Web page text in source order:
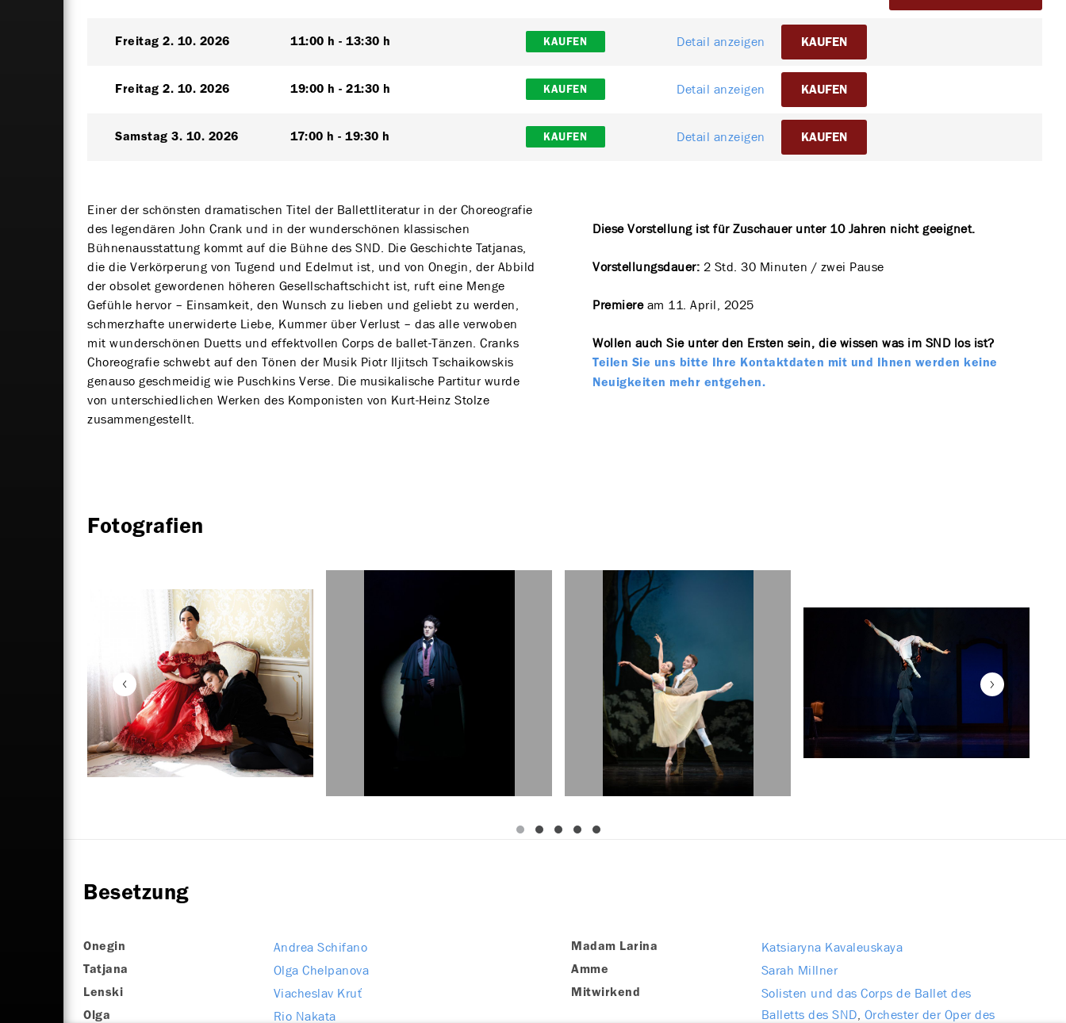
Freitag 2. 10. 2026 11:00 h 13:30 h KAUFEN Detail anzeigen KAUFEN
Freitag 2. 10. 2026 19:00 h 21:30 h KAUFEN Detail anzeigen KAUFEN
Samstag 3. 10. 2026 17:00 h 19:30 h KAUFEN Detail anzeigen KAUFEN
Einer der schönsten dramatischen Titel der Ballettliteratur in der Choreografie
des legendären John Crank und in der wunderschönen klassischen
Bühnenausstattung kommt auf die Bühne des SND. Die Geschichte Tatjanas,
die die Verkörperung von Tugend und Edelmut ist, und von Onegin, der Abbild
der obsolet gewordenen höheren Gesellschaftschicht ist, ruft eine Menge
Gefühle hervor – Einsamkeit, den Wunsch zu lieben und geliebt zu werden,
schmerzhafte unerwiderte Liebe, Kummer über Verlust – das alle verwoben
mit wunderschönen Duetts und effektvollen Corps de ballet-Tänzen. Cranks
Choreografie schwebt auf den Tönen der Musik Piotr Iljitsch Tschaikowskis
genauso geschmeidig wie Puschkins Verse. Die musikalische Partitur wurde
von unterschiedlichen Werken des Komponisten von Kurt-Heinz Stolze
zusammengestellt.
Diese Vorstellung ist für Zuschauer unter 10 Jahren nicht geeignet.
Vorstellungsdauer: 2 Std. 30 Minuten / zwei Pause
Premieream 11. April, 2025
Wollen auch Sie unter den Ersten sein, die wissen was im SND los ist?
Teilen Sie uns bitte Ihre Kontaktdaten mit und Ihnen werden keine
Neuigkeiten mehr entgehen.
Fotografien
Besetzung
Onegin Andrea Schifano
Tatjana Olga Chelpanova
Lenski Viacheslav Kruť
Olga Rio Nakata
Madam Larina Katsiaryna Kavaleuskaya
Amme Sarah Millner
Mitwirkend
Solisten und das Corps de Ballet des
Balletts des SND Orchester der Oper des